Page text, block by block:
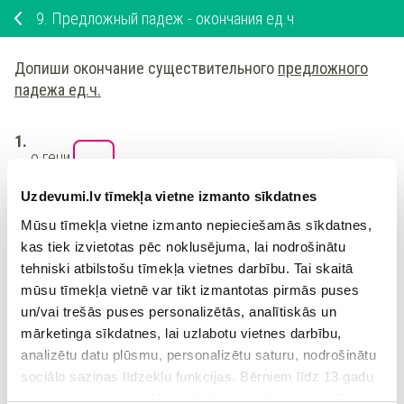
Uzdevumi.lv tīmekļa vietne izmanto sīkdatnes
Mūsu tīmekļa vietne izmanto nepieciešamās sīkdatnes,
kas tiek izvietotas pēc noklusējuma, lai nodrošinātu
tehniski atbilstošu tīmekļa vietnes darbību. Tai skaitā
mūsu tīmekļa vietnē var tikt izmantotas pirmās puses
un/vai trešās puses personalizētās, analītiskās un
mārketinga sīkdatnes, lai uzlabotu vietnes darbību,
analizētu datu plūsmu, personalizētu saturu, nodrošinātu
sociālo saziņas līdzekļu funkcijas. Bērniem līdz 13 gadu
vecumam pirms izvēles veikšanas ir jāprasa vecāka vai
9. Предложный падеж - окончания ед.ч
Допиши окончание существительного предложного
падежа ед.ч.
о гени
Ieiet portālā